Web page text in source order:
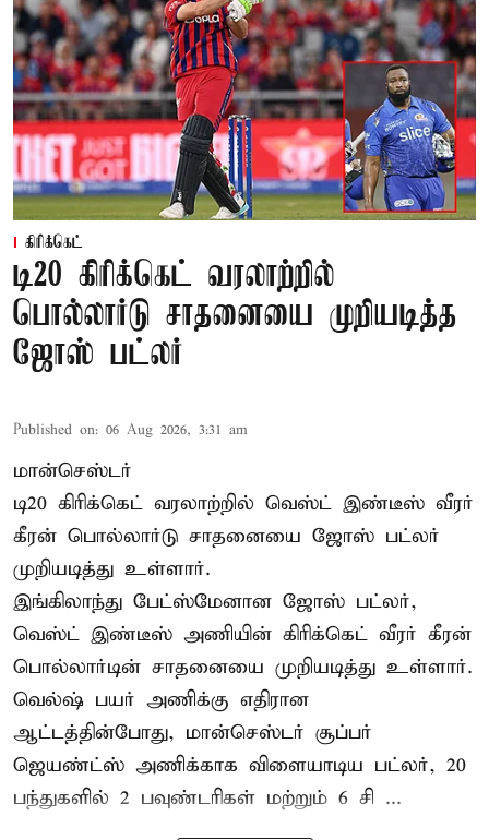
கிரிக்கெட்
டி20 கிரிக்கெட் வரலாற்றில்
பொல்லார்டு சாதனையை முறியடித்த
ஜோஸ் பட்லர்
Published on: 06 Aug 2026, 3:31 am
மான்செஸ்டர்
டி20 கிரிக்கெட் வரலாற்றில் வெஸ்ட் இண்டீஸ் வீரர்
கீரன் பொல்லார்டு சாதனையை ஜோஸ் பட்லர்
முறியடித்து உள்ளார்.
இங்கிலாந்து பேட்ஸ்மேனான ஜோஸ் பட்லர்,
வெஸ்ட் இண்டீஸ் அணியின் கிரிக்கெட் வீரர் கீரன்
பொல்லார்டின் சாதனையை முறியடித்து உள்ளார்.
வெல்ஷ் பயர் அணிக்கு எதிரான
ஆட்டத்தின்போது, மான்செஸ்டர் சூப்பர்
ஜெயண்ட்ஸ் அணிக்காக விளையாடிய பட்லர், 20
பந்துகளில் 2 பவுண்டரிகள் மற்றும் 6 சி ...